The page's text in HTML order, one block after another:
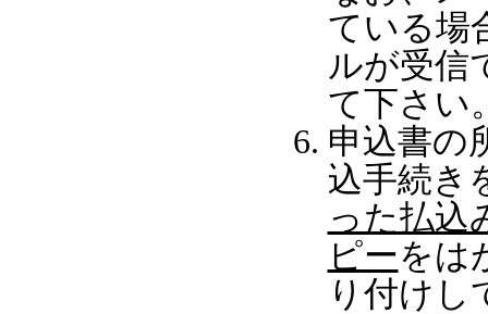
ている場
ルが受信
て下さい
申込書の
込手続き
った払込
ピーをは
り付